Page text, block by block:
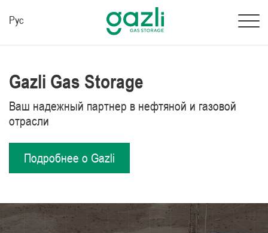
Рус
Gazli Gas Storage
Ваш надежный партнер в нефтяной и газовой
отрасли
Подробнее о Gazli